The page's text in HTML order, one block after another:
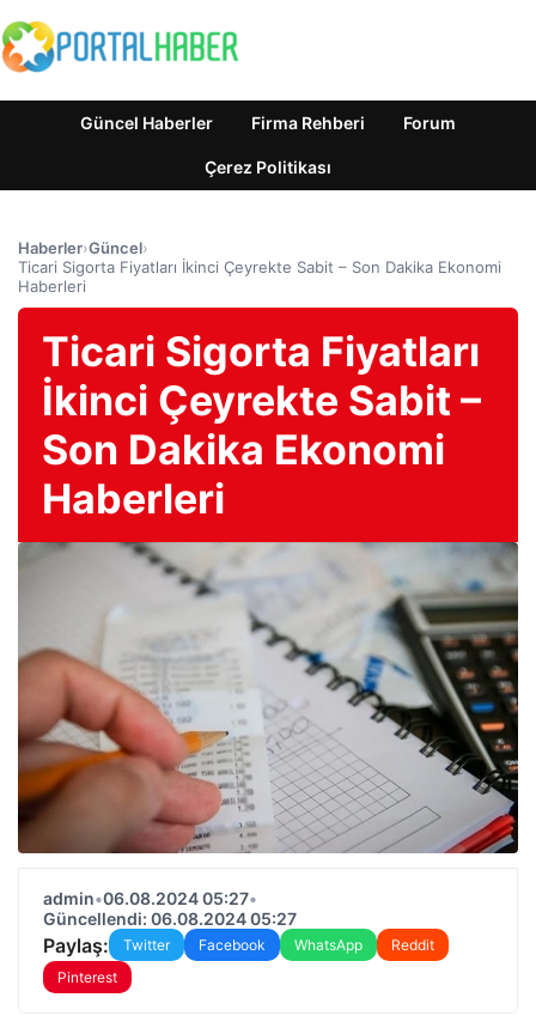
Güncel Haberler Firma Rehberi Forum
Çerez Politikası
Haberler›Güncel›
Ticari Sigorta Fiyatları İkinci Çeyrekte Sabit – Son Dakika Ekonomi
Haberleri
Ticari Sigorta Fiyatları
İkinci Çeyrekte Sabit –
Son Dakika Ekonomi
Haberleri
admin•06.08.2024 05:27•
Güncellendi: 06.08.2024 05:27
Paylaş: Twitter Facebook WhatsApp
Reddit
Pinterest